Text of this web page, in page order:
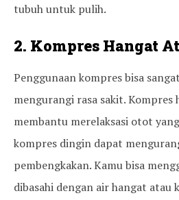
tubuh untuk pulih.
2. Kompres Hangat
Penggunaan kompres bisa
mengurangi rasa sakit. Kompres
membantu merelaksasi otot
kompres dingin dapat
pembengkakan. Kamu bisa
dibasahi dengan air hangat atau